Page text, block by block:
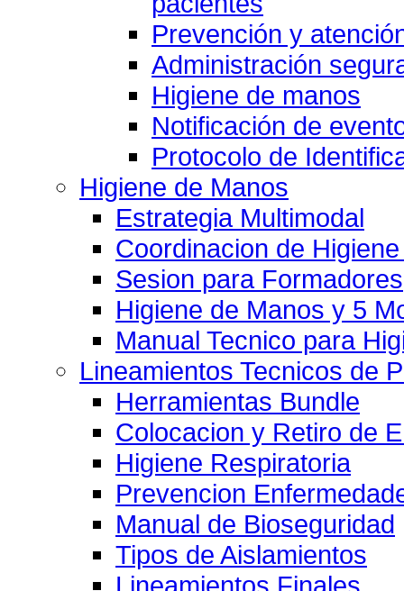
Prevención y
Administración
Higiene de manos
Notificación de
Protocolo de
Higiene de Manos
Estrategia Multimodal
Coordinacion de
Sesion para
Higiene de Manos y 5
Manual Tecnico para
Lineamientos Tecnicos de
Herramientas Bundle
Colocacion y Retiro de
Higiene Respiratoria
Prevencion
Manual de Bioseguridad
Tipos de Aislamientos